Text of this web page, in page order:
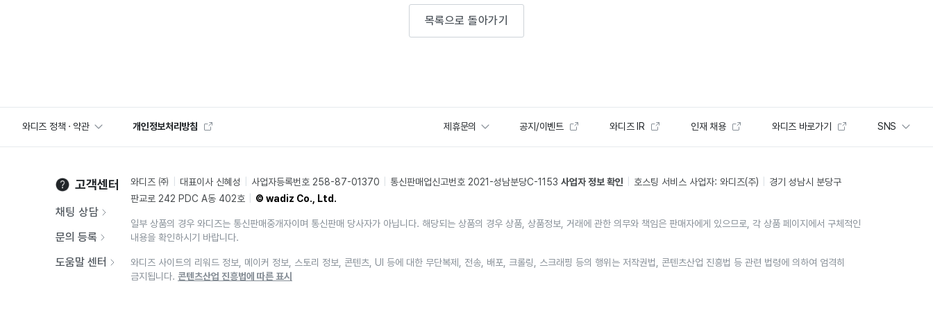
목록으로 돌아가기
와디즈 정책 · 약관 개인정보처리방침 제휴문의 공지/이벤트 와디즈 IR 인재 채용 와디즈 바로가기 SNS
고객센터
채팅 상담
문의 등록
도움말 센터
와디즈 ㈜ 대표이사 신혜성 사업자등록번호 258-87-01370 통신판매업신고번호 2021-성남분당C-1153 사업자 정보 확인 호스팅 서비스 사업자: 와디즈(주)
경기 성남시 분당구
판교로 242 PDC A동 402호
© wadiz Co., Ltd.
일부 상품의 경우 와디즈는 통신판매중개자이며 통신판매 당사자가 아닙니다. 해당되는 상품의 경우 상품, 상품정보, 거래에 관한 의무와 책임은 판매자에게 있으므로, 각 상품 페이지에서 구체적인
내용을 확인하시기 바랍니다.
와디즈 사이트의 리워드 정보, 메이커 정보, 스토리 정보, 콘텐츠, UI 등에 대한 무단복제, 전송, 배포, 크롤링, 스크래핑 등의 행위는 저작권법, 콘텐츠산업 진흥법 등 관련 법령에 의하여 엄격히
금지됩니다. 콘텐츠산업 진흥법에 따른 표시